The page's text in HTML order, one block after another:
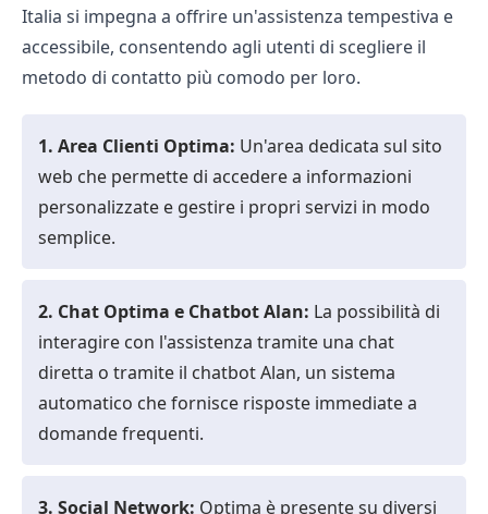
Italia si impegna a offrire un'assistenza tempestiva e
accessibile, consentendo agli utenti di scegliere il
metodo di contatto più comodo per loro.
1. Area Clienti Optima: Un'area dedicata sul sito
web che permette di accedere a informazioni
personalizzate e gestire i propri servizi in modo
semplice.
2. Chat Optima e Chatbot Alan: La possibilità di
interagire con l'assistenza tramite una chat
diretta o tramite il chatbot Alan, un sistema
automatico che fornisce risposte immediate a
domande frequenti.
3. Social Network: Optima è presente su diversi